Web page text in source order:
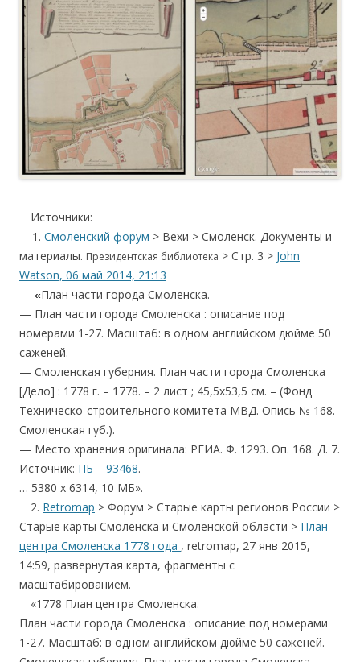
Источники:
1. Смоленский форум > Вехи > Смоленск. Документы и
материалы. Президентская библиотека > Стр. 3 > John
Watson, 06 май 2014, 21:13
— «План части города Смоленска.
— План части города Смоленска : описание под
номерами 1-27. Масштаб: в одном английском дюйме 50
саженей.
— Смоленская губерния. План части города Смоленска
[Дело] : 1778 г. – 1778. – 2 лист ; 45,5х53,5 см. – (Фонд
Техническо-строительного комитета МВД. Опись № 168.
Смоленская губ.).
— Место хранения оригинала: РГИА. Ф. 1293. Оп. 168. Д. 7.
Источник: ПБ – 93468.
… 5380 x 6314, 10 МБ».
2. Retromap > Форум > Старые карты регионов России >
Старые карты Смоленска и Смоленской области > План
центра Смоленска 1778 года , retromap, 27 янв 2015,
14:59, развернутая карта, фрагменты с
масштабированием.
«1778 План центра Смоленска.
План части города Смоленска : описание под номерами
1-27. Масштаб: в одном английском дюйме 50 саженей.